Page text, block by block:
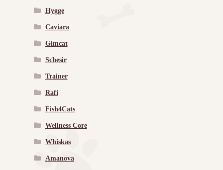
Hygge
Caviara
Gimcat
Schesir
Trainer
Rafi
Fish4Cats
Wellness Core
Whiskas
Amanova